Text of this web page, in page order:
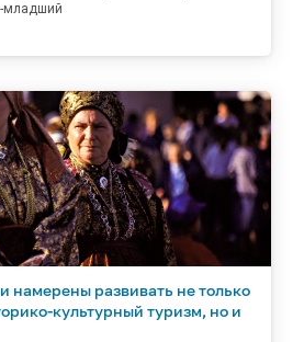
младший
намерены развивать не только
культурный туризм, но и